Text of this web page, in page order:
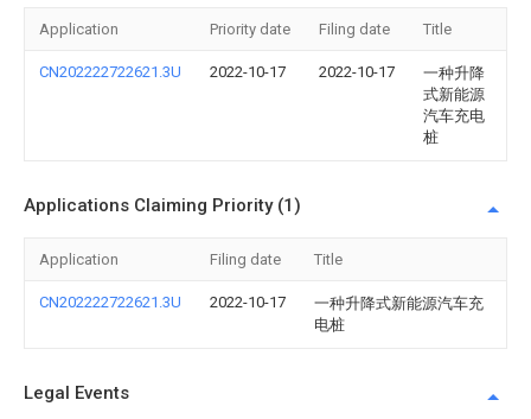
Application Priority date Filing date Title
CN202222722621.3U 2022-10-17 2022-10-17
一种升降
式新能源
汽车充电
桩
Applications Claiming Priority (1)
Application Filing date Title
CN202222722621.3U 2022-10-17
一种升降式新能源汽车充
电桩
Legal Events